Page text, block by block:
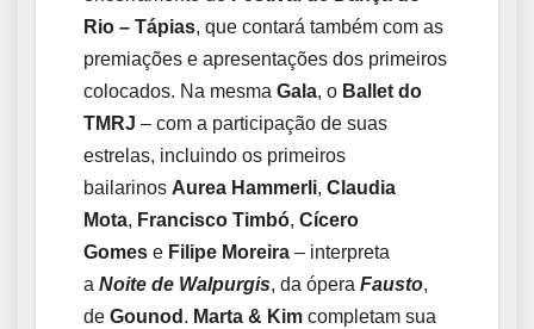
Rio – Tápias, que contará também com as
premiações e apresentações dos primeiros
colocados. Na mesma Gala, o Ballet do
TMRJ – com a participação de suas
estrelas, incluindo os primeiros
bailarinos Aurea Hammerli, Claudia
Mota, Francisco Timbó, Cícero
Gomes e Filipe Moreira – interpreta
a Noite de Walpurgis, da ópera Fausto,
de Gounod . Marta & Kim completam sua